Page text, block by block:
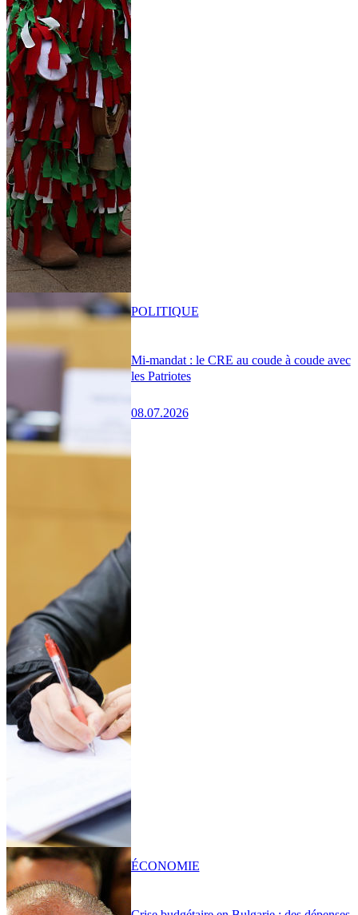
Mi-mandat : le CRE au coude à coude avec
les Patriotes
08.07.2026
POLITIQUE
ÉCONOMIE